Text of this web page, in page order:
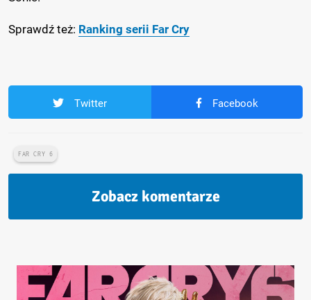
Sprawdź też: Ranking serii Far Cry
Twitter Facebook
FAR CRY 6
Zobacz komentarze